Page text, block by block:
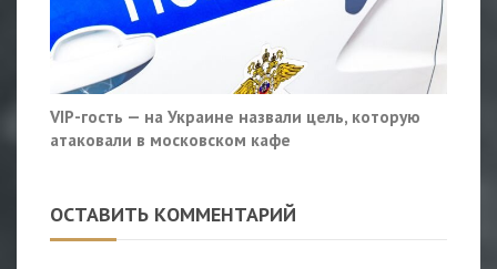
VIP-гость — на Украине назвали цель, которую
атаковали в московском кафе
ОСТАВИТЬ КОММЕНТАРИЙ